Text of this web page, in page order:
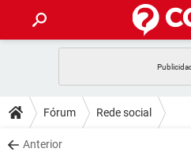
CELULAR
OUTLOOK
DICAS
JOGOS
DOWNLOADS
Fórum Rede social
Anterior